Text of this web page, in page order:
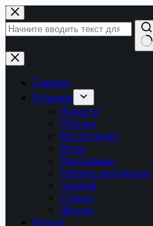
Перейти
к
сути
Ничего
не
найденоГлавная
Рубрики
Новости
Обзоры
Инструкции
Игры
Программы
Рабочее окружение
Android
Сервер
Железо
Форум